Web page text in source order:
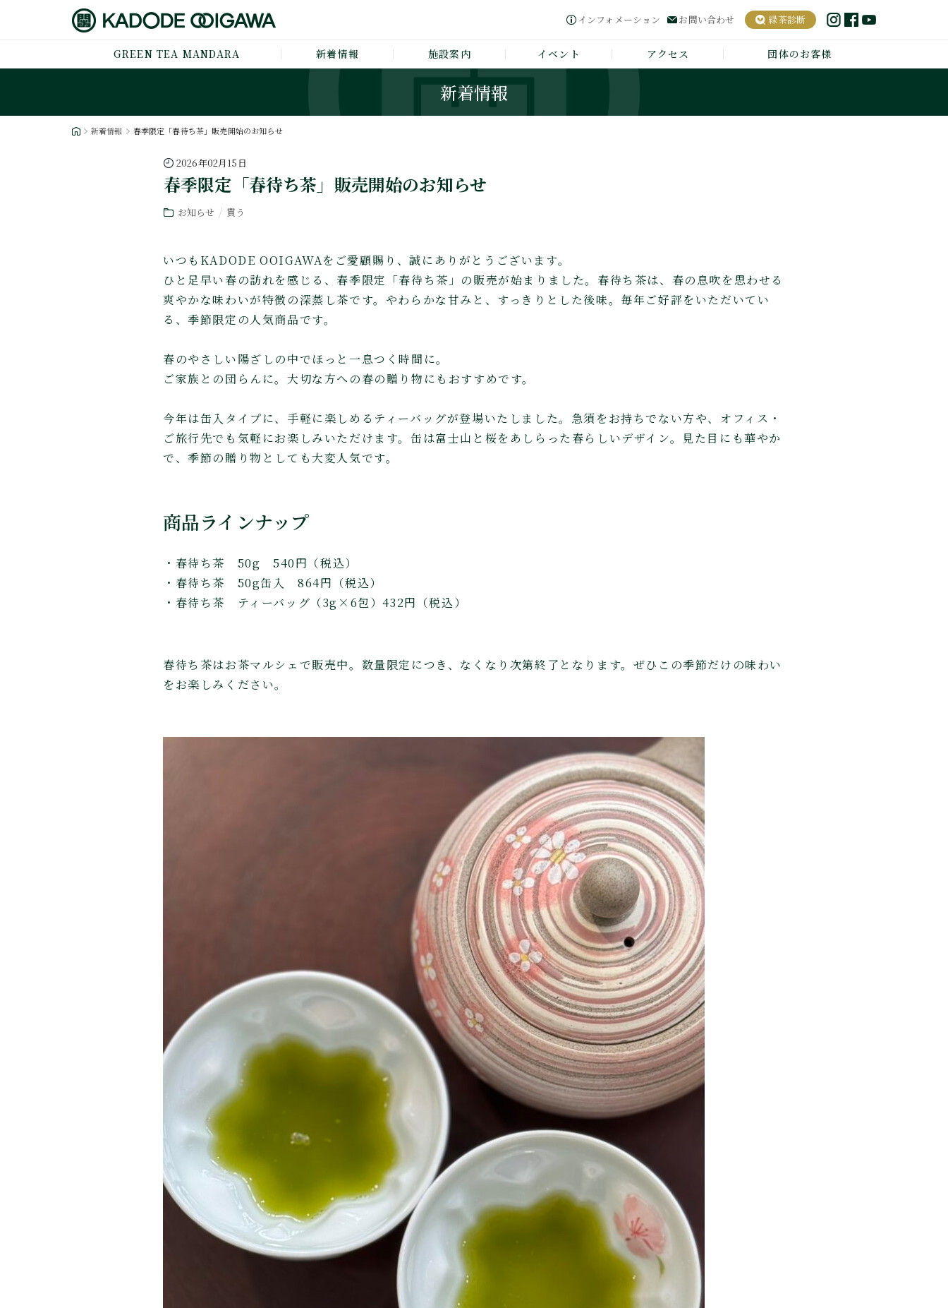
インフォメーション お問い合わせ 緑茶診断
GREEN TEA MANDARA 新着情報 施設案内 イベント アクセス 団体のお客様
新着情報
新着情報 春季限定「春待ち茶」販売開始のお知らせ
2026年02月15日
春季限定「春待ち茶」販売開始のお知らせ
お知らせ 買う
いつもKADODE OOIGAWAをご愛顧賜り、誠にありがとうございます。
ひと足早い春の訪れを感じる、春季限定「春待ち茶」の販売が始まりました。春待ち茶は、春の息吹を思わせる
爽やかな味わいが特徴の深蒸し茶です。やわらかな甘みと、すっきりとした後味。毎年ご好評をいただいてい
る、季節限定の人気商品です。
春のやさしい陽ざしの中でほっと一息つく時間に。
ご家族との団らんに。大切な方への春の贈り物にもおすすめです。
今年は缶入タイプに、手軽に楽しめるティーバッグが登場いたしました。急須をお持ちでない方や、オフィス・
ご旅行先でも気軽にお楽しみいただけます。缶は富士山と桜をあしらった春らしいデザイン。見た目にも華やか
で、季節の贈り物としても大変人気です。
商品ラインナップ
・春待ち茶 50g 540円（税込）
・春待ち茶 50g缶入 864円（税込）
・春待ち茶 ティーバッグ（3g×6包）432円（税込）
春待ち茶はお茶マルシェで販売中。数量限定につき、なくなり次第終了となります。ぜひこの季節だけの味わい
をお楽しみください。